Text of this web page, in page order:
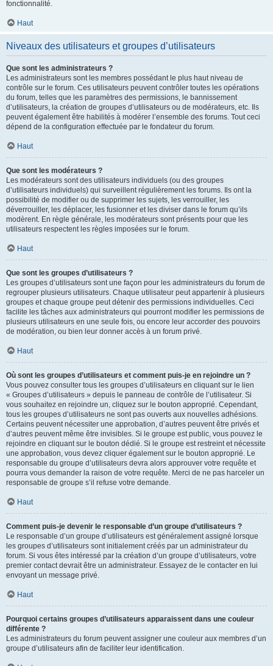
fonctionnalité.
Haut
Niveaux des utilisateurs et groupes d’utilisateurs
Que sont les administrateurs ?
Les administrateurs sont les membres possédant le plus haut niveau de
contrôle sur le forum. Ces utilisateurs peuvent contrôler toutes les opérations
du forum, telles que les paramètres des permissions, le bannissement
d’utilisateurs, la création de groupes d’utilisateurs ou de modérateurs, etc. Ils
peuvent également être habilités à modérer l’ensemble des forums. Tout ceci
dépend de la configuration effectuée par le fondateur du forum.
Haut
Que sont les modérateurs ?
Les modérateurs sont des utilisateurs individuels (ou des groupes
d’utilisateurs individuels) qui surveillent régulièrement les forums. Ils ont la
possibilité de modifier ou de supprimer les sujets, les verrouiller, les
déverrouiller, les déplacer, les fusionner et les diviser dans le forum qu’ils
modèrent. En règle générale, les modérateurs sont présents pour que les
utilisateurs respectent les règles imposées sur le forum.
Haut
Que sont les groupes d’utilisateurs ?
Les groupes d’utilisateurs sont une façon pour les administrateurs du forum de
regrouper plusieurs utilisateurs. Chaque utilisateur peut appartenir à plusieurs
groupes et chaque groupe peut détenir des permissions individuelles. Ceci
facilite les tâches aux administrateurs qui pourront modifier les permissions de
plusieurs utilisateurs en une seule fois, ou encore leur accorder des pouvoirs
de modération, ou bien leur donner accès à un forum privé.
Haut
Où sont les groupes d’utilisateurs et comment puis-je en rejoindre un ?
Vous pouvez consulter tous les groupes d’utilisateurs en cliquant sur le lien
« Groupes d’utilisateurs » depuis le panneau de contrôle de l’utilisateur. Si
vous souhaitez en rejoindre un, cliquez sur le bouton approprié. Cependant,
tous les groupes d’utilisateurs ne sont pas ouverts aux nouvelles adhésions.
Certains peuvent nécessiter une approbation, d’autres peuvent être privés et
d’autres peuvent même être invisibles. Si le groupe est public, vous pouvez le
rejoindre en cliquant sur le bouton dédié. Si le groupe est restreint et nécessite
une approbation, vous devez cliquer également sur le bouton approprié. Le
responsable du groupe d’utilisateurs devra alors approuver votre requête et
pourra vous demander la raison de votre requête. Merci de ne pas harceler un
responsable de groupe s’il refuse votre demande.
Haut
Comment puis-je devenir le responsable d’un groupe d’utilisateurs ?
Le responsable d’un groupe d’utilisateurs est généralement assigné lorsque
les groupes d’utilisateurs sont initialement créés par un administrateur du
forum. Si vous êtes intéressé par la création d’un groupe d’utilisateurs, votre
premier contact devrait être un administrateur. Essayez de le contacter en lui
envoyant un message privé.
Haut
Pourquoi certains groupes d’utilisateurs apparaissent dans une couleur
différente ?
Les administrateurs du forum peuvent assigner une couleur aux membres d’un
groupe d’utilisateurs afin de faciliter leur identification.